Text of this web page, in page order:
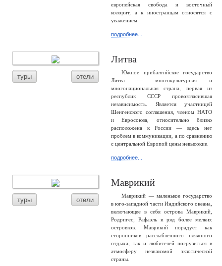
европейская свобода и восточный
колорит, а к иностранцам относятся с
уважением.
подробнее...
туры отели
Литва
Южное прибалтийское государство
Литва — многокультурная и
многонациональная страна, первая из
республик СССР провозгласившая
независимость. Является участницей
Шенгенского соглашения, членом НАТО
и Евросоюза, относительно близко
расположена к России — здесь нет
проблем в коммуникации, а по сравнению
с центральной Европой цены невысокие.
подробнее...
туры отели
Маврикий
Маврикий — маленькое государство
в юго-западной части Индийского океана,
включающее в себя острова Маврикий,
Родригес, Рафаэль и ряд более мелких
островков. Маврикий порадует как
сторонников расслабленного пляжного
отдыха, так и любителей погрузиться в
атмосферу незнакомой экзотической
страны.